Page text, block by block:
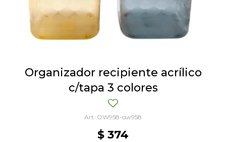
Organizador recipiente acrílico
c/tapa 3 colores
OW958-ow958
$ 374